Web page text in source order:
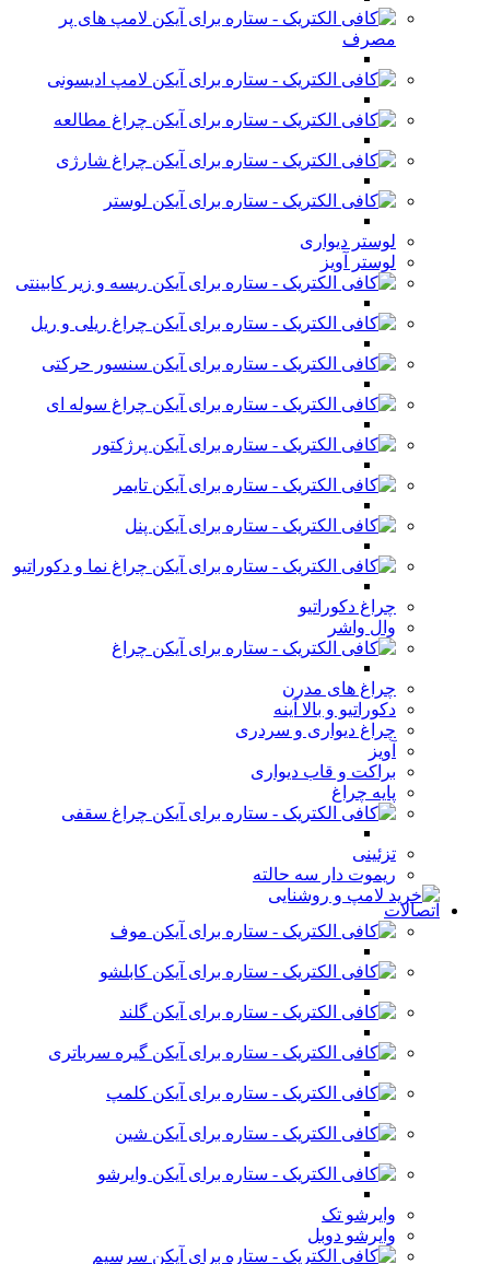
لامپ های پر
مصرف
لامپ ادیسونی
چراغ مطالعه
چراغ شارژی
لوستر
لوستر دیواری
لوستر آویز
ریسه و زیر کابینتی
چراغ ریلی و ریل
سنسور حرکتی
چراغ سوله ای
پرژکتور
تایمر
پنل
چراغ نما و دکوراتیو
چراغ دکوراتیو
وال واشر
چراغ
چراغ های مدرن
دکوراتیو و بالا آینه
چراغ دیواری و سردری
آویز
براکت و قاب دیواری
پایه چراغ
چراغ سقفی
تزئینی
ریموت دار سه حالته
اتصالات
موف
کابلشو
گلند
گیره سرباتری
کلمپ
شین
وایرشو
وایرشو تک
وایرشو دوبل
سرسیم